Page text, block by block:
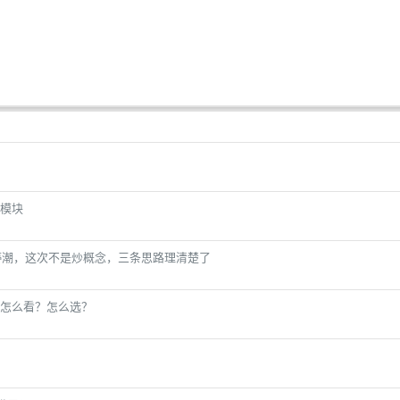
块
，这次不是炒概念，三条思路理清楚了
么看？怎么选？